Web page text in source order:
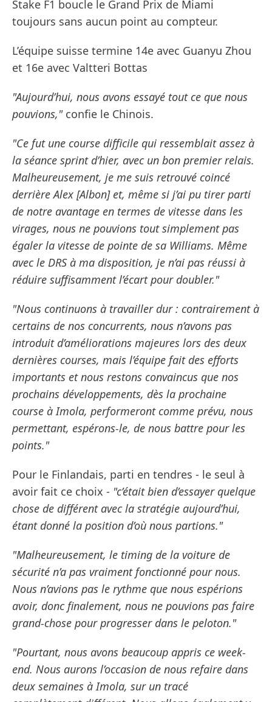
Stake F1 boucle le Grand Prix de Miami
toujours sans aucun point au compteur.
L’équipe suisse termine 14e avec Guanyu Zhou
et 16e avec Valtteri Bottas
"Aujourd’hui, nous avons essayé tout ce que nous
pouvions,"confie le Chinois.
"Ce fut une course difficile qui ressemblait assez à
la séance sprint d’hier, avec un bon premier relais.
Malheureusement, je me suis retrouvé coincé
derrière Alex [Albon] et, même si j’ai pu tirer parti
de notre avantage en termes de vitesse dans les
virages, nous ne pouvions tout simplement pas
égaler la vitesse de pointe de sa Williams. Même
avec le DRS à ma disposition, je n’ai pas réussi à
réduire suffisamment l’écart pour doubler."
"Nous continuons à travailler dur : contrairement à
certains de nos concurrents, nous n’avons pas
introduit d’améliorations majeures lors des deux
dernières courses, mais l’équipe fait des efforts
importants et nous restons convaincus que nos
prochains développements, dès la prochaine
course à Imola, performeront comme prévu, nous
permettant, espérons-le, de nous battre pour les
points."
Pour le Finlandais, parti en tendres - le seul à
avoir fait ce choix - "c’était bien d’essayer quelque
chose de différent avec la stratégie aujourd’hui,
étant donné la position d’où nous partions."
"Malheureusement, le timing de la voiture de
sécurité n’a pas vraiment fonctionné pour nous.
Nous n’avions pas le rythme que nous espérions
avoir, donc finalement, nous ne pouvions pas faire
grand-chose pour progresser dans le peloton."
"Pourtant, nous avons beaucoup appris ce week-
end. Nous aurons l’occasion de nous refaire dans
deux semaines à Imola, sur un tracé